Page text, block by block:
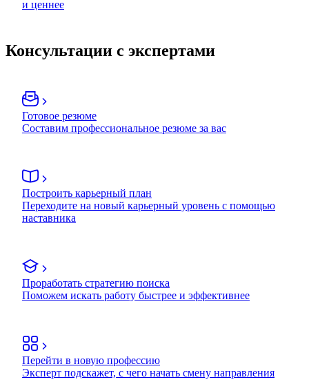
и ценнее
Консультации с экспертами
Готовое резюме
Составим профессиональное резюме за вас
Построить карьерный план
Переходите на новый карьерный уровень с помощью
наставника
Проработать стратегию поиска
Поможем искать работу быстрее и эффективнее
Перейти в новую профессию
Эксперт подскажет, с чего начать смену направления